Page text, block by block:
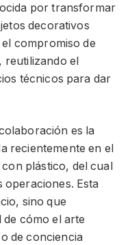
por transformar
decorativos
compromiso de
reutilizando el
técnicos para dar
es la
recientemente en el
plástico, del cual
Esta
sino que
cómo el arte
de conciencia